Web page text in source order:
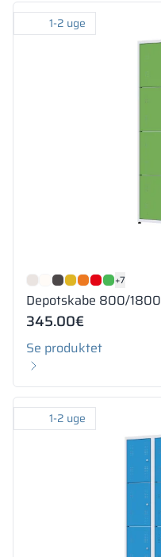
1-2 uge
+7
Depotskabe 800/
345.00€
Se produktet
1-2 uge